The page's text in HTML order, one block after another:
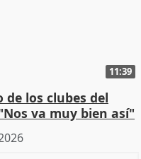
11:39
los clubes del
va muy bien así"